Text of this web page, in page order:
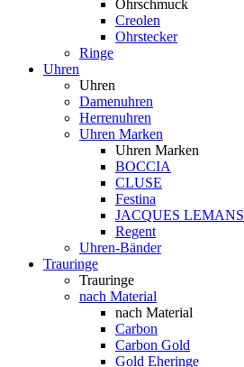
Ohrschmuck
Creolen
Ohrstecker
Ringe
Uhren
Uhren
Damenuhren
Herrenuhren
Uhren Marken
Uhren Marken
BOCCIA
CLUSE
Festina
JACQUES LEMANS
Regent
Uhren-Bänder
Trauringe
Trauringe
nach Material
nach Material
Carbon
Carbon Gold
Gold Eheringe